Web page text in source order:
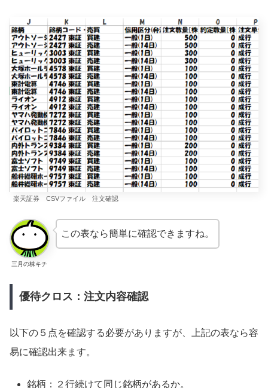
楽天証券 CSVファイル 注文確認
三月の株キチ
この表なら簡単に確認できますね。
優待クロス：注文内容確認
以下の５点を確認する必要がありますが、上記の表なら容
易に確認出来ます。
銘柄：２行続けて同じ銘柄があるか。